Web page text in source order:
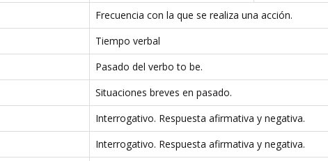
Frecuencia con la que se realiza una acción.
Tiempo verbal
Pasado del verbo to be.
Situaciones breves en pasado.
Interrogativo. Respuesta afirmativa y negativa.
Interrogativo. Respuesta afirmativa y negativa.